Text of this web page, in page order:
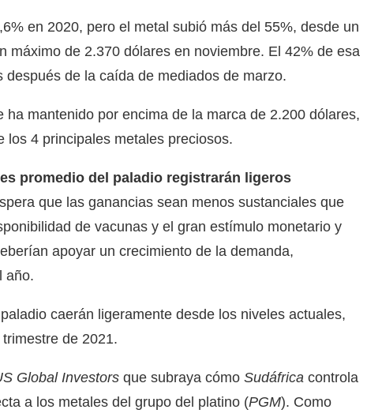
en 2020, pero el metal subió más del 55%, desde un
máximo de 2.370 dólares en noviembre. El 42% de esa
de la caída de mediados de marzo.
mantenido por encima de la marca de 2.200 dólares,
los 4 principales metales preciosos.
promedio del paladio registrarán ligeros
que las ganancias sean menos sustanciales que
de vacunas y el gran estímulo monetario y
apoyar un crecimiento de la demanda,
año.
caerán ligeramente desde los niveles actuales,
de 2021.
Global Investors que subraya cómo Sudáfrica controla
a los metales del grupo del platino (PGM). Como